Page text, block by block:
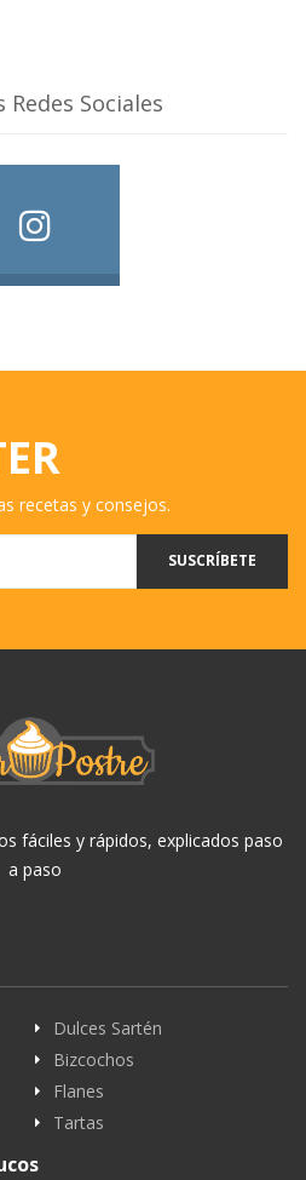
Sociales
recetas y consejos.
SUSCRÍBETE
fáciles y rápidos, explicados paso
a paso
Dulces Sartén
Bizcochos
Flanes
Tartas